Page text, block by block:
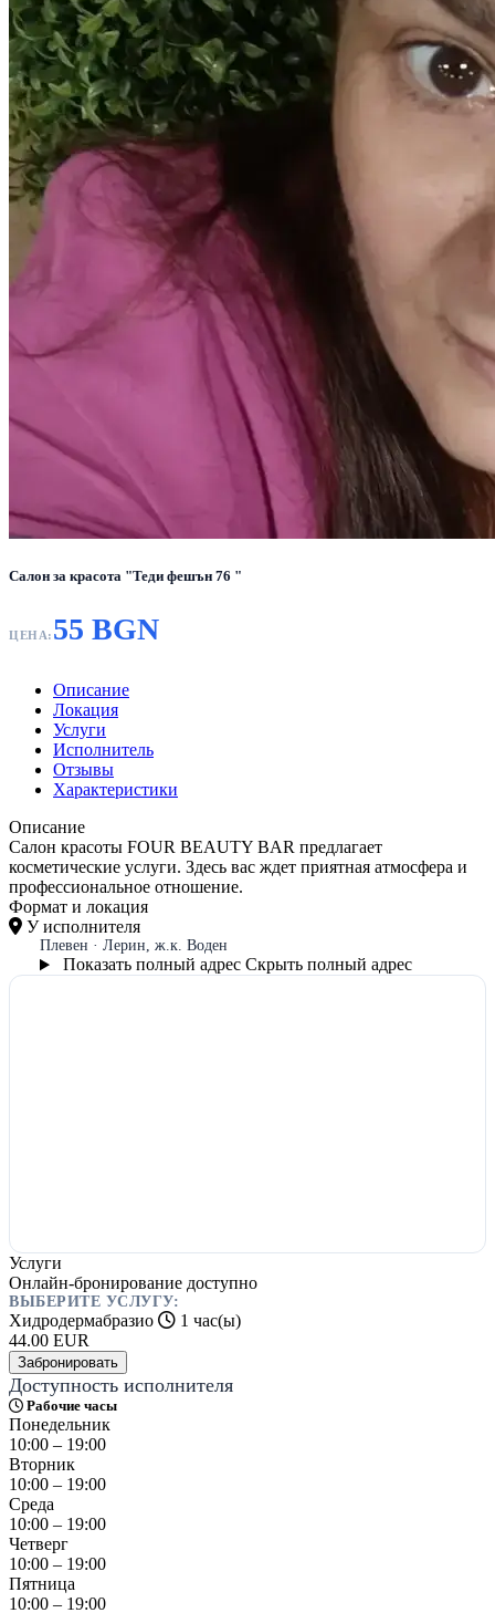
Салон за красота "Теди фешън 76 "
ЦЕНА: 55 BGN
Описание
Локация
Услуги
Исполнитель
Отзывы
Характеристики
Описание
Салон красоты FOUR BEAUTY BAR предлагает
косметические услуги. Здесь вас ждет приятная атмосфера и
профессиональное отношение.
Формат и локация
У исполнителя
Плевен · Лерин, ж.к. Воден
Показать полный адрес Скрыть полный адрес
Услуги
Онлайн-бронирование доступно
ВЫБЕРИТЕ УСЛУГУ:
Хидродермабразио
1 час(ы)
44.00 EUR
Забронировать
Доступность исполнителя
Рабочие часы
Понедельник
10:00 – 19:00
Вторник
10:00 – 19:00
Среда
10:00 – 19:00
Четверг
10:00 – 19:00
Пятница
10:00 – 19:00